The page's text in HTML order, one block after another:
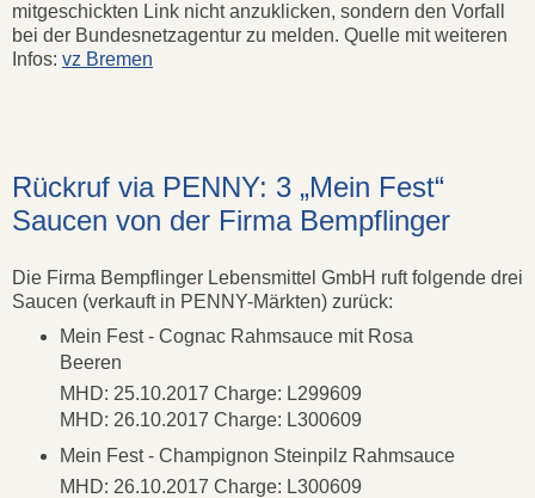
mitgeschickten Link nicht anzuklicken, sondern den Vorfall
bei der Bundesnetzagentur zu melden. Quelle mit weiteren
Infos: vz Bremen
Rückruf via PENNY: 3 „Mein Fest“
Saucen von der Firma Bempflinger
Die Firma Bempflinger Lebensmittel GmbH ruft folgende drei
Saucen (verkauft in PENNY-Märkten) zurück:
Mein Fest - Cognac Rahmsauce mit Rosa
Beeren
MHD: 25.10.2017 Charge: L299609
MHD: 26.10.2017 Charge: L300609
Mein Fest - Champignon Steinpilz Rahmsauce
MHD: 26.10.2017 Charge: L300609